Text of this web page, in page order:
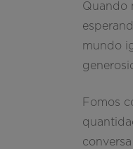
Quando
mundo
Fomos